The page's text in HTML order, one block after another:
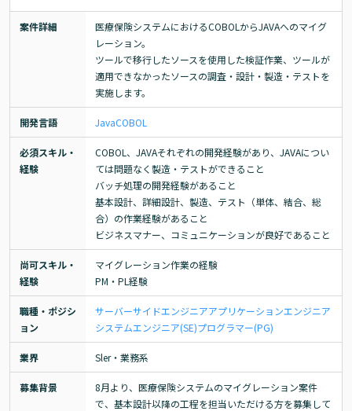
案件詳細
医療保険システムにおけるCOBOLからJAVAへのマイグ
レーション。
ツールで移行したソースを使用した検証作業、ツールが
適用できなかったソースの調査・設計・製造・テストを
実施します。
開発言語 JavaCOBOL
必須スキル・
経験
COBOL、JAVAそれぞれの開発経験があり、JAVAについ
ては問題なく製造・テストができること
バッチ処理の開発経験があること
基本設計、詳細設計、製造、テスト（単体、結合、総
合）の作業経験があること
ビジネスマナー、コミュニケーションが良好であること
尚可スキル・
経験
マイグレーション作業の経験
PM・PL経験
職種・ポジシ
ョン
サーバーサイドエンジニアアプリケーションエンジニア
システムエンジニア(SE)プログラマー(PG)
業界 Sler・業務系
募集背景
8月より、医療保険システムのマイグレーション案件
で、基本設計以降の工程を担当いただける方を募集して